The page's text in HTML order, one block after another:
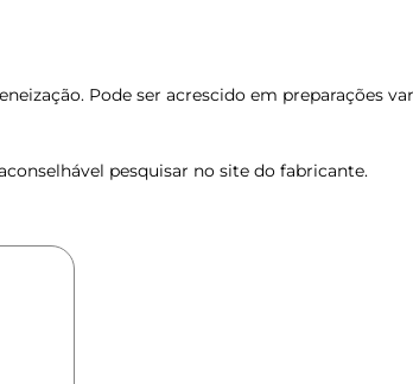
Pode ser acrescido em preparações
pesquisar no site do fabricante.